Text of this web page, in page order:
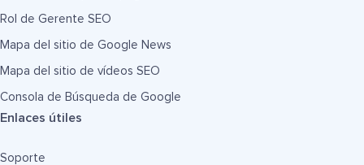
Rol de Gerente SEO
Mapa del sitio de Google News
Mapa del sitio de vídeos SEO
Consola de Búsqueda de Google
Enlaces útiles
Soporte